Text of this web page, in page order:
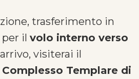
trasferimento in
il volo interno verso
visiterai il
Complesso Templare di